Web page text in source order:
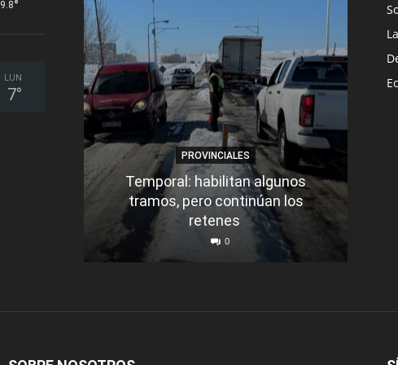
9.8°
LUN
7°
PROVINCIALES
Temporal: habilitan algunos
tramos, pero continúan los
retenes
0